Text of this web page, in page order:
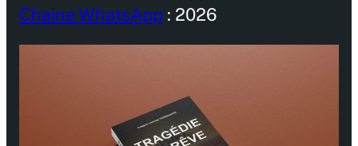
Chaine WhatsApp : 2026